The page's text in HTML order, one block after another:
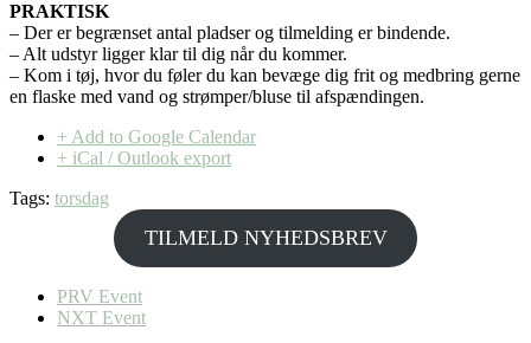
PRAKTISK
– Der er begrænset antal pladser og tilmelding er bindende.
– Alt udstyr ligger klar til dig når du kommer.
– Kom i tøj, hvor du føler du kan bevæge dig frit og medbring gerne
en flaske med vand og strømper/bluse til afspændingen.
+ Add to Google Calendar
+ iCal / Outlook export
Tags: torsdag
TILMELD NYHEDSBREV
PRV Event
NXT Event